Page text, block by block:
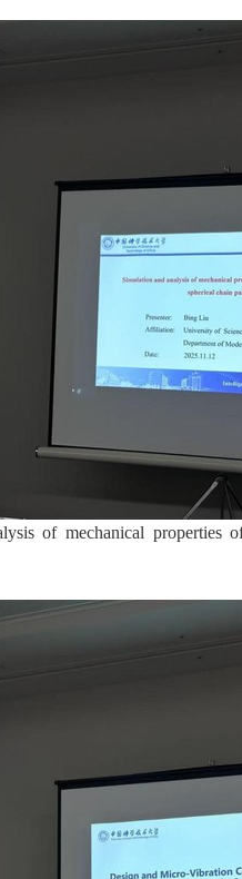
of mechanical properties